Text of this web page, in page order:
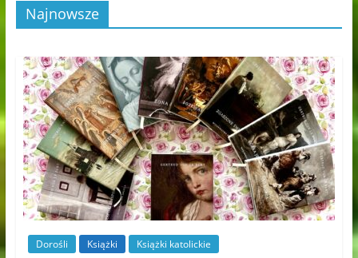
Najnowsze
Dorośli Książki Książki katolickie